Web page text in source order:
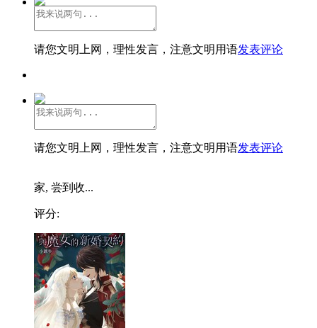
请您文明上网，理性发言，注意文明用语发表评论
请您文明上网，理性发言，注意文明用语发表评论
家, 尝到收...
评分: